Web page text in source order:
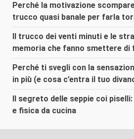
Perché la motivazione
trucco quasi banale per farla
Il trucco dei venti minuti e le
memoria che fanno smettere di
Perché ti svegli con la
in più (e cosa c’entra il tuo
Il segreto delle seppie coi
e fisica da cucina